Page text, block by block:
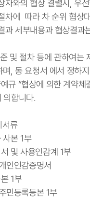
자와의 협상 결렬시, 우
차에 따라 차 순위 협상
과 세부내용과 협상결과
및 절차 등에 관하여는
며, 동 요청서 에서 정하
규 “협상에 의한 계약체
합니다.
서류
사본 1부
및 사용인감계 1부
인인감증명서
1부
민등록등본 1부